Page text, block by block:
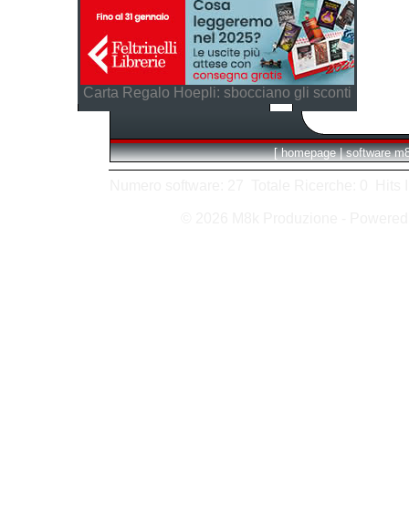
Carta Regalo Hoepli: sbocciano gli sconti
[ homepage | software